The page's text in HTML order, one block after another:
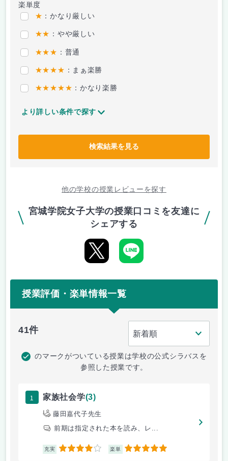
楽単度
★ ：かなり厳しい
★★ ：やや厳しい
★★★ ：普通
★★★★ ：まぁ楽勝
★★★★★ ：かなり楽勝
より詳しい条件で探す
検索結果を見る
他の学校の授業レビューを探す
宮城学院女子大学の授業口コミを友達に
シェアする
授業評価・楽単情報一覧
41件
のマークがついている授業は学校の公式シラバスを
参照した授業です。
1 家族社会学(3)
藤田嘉代子先生
前期は指定された本を読み、レ...
充実 4 楽単 5